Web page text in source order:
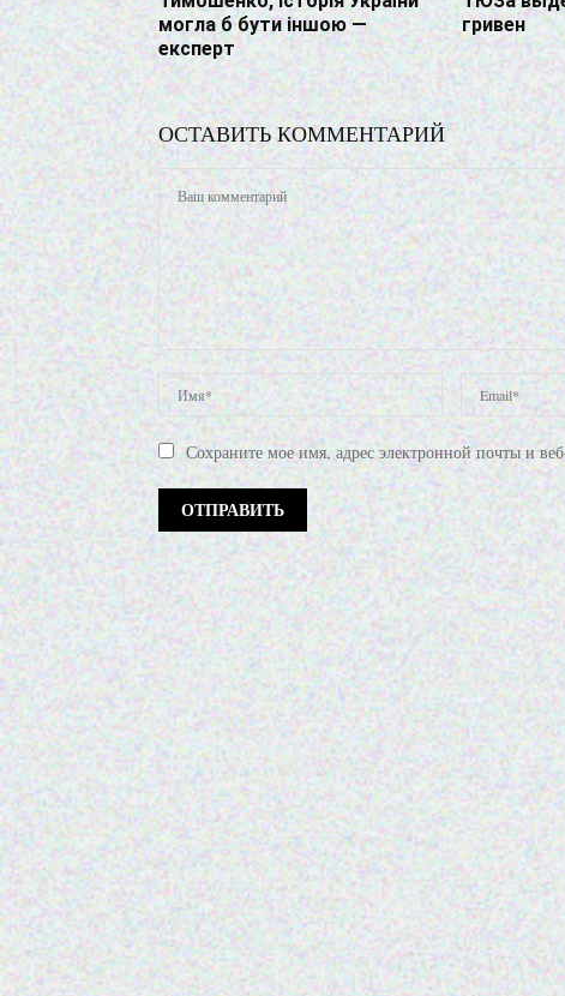
могла б бути іншою —
експерт
гривен
ОСТАВИТЬ КОММЕНТАРИЙ
Сохраните мое имя, адрес электронной почты и